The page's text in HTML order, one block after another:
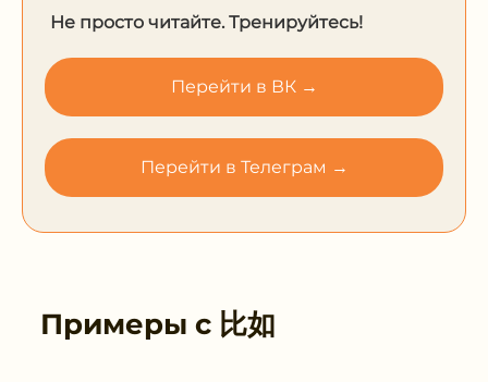
Не просто читайте. Тренируйтесь!
Перейти в ВК →
Перейти в Телеграм →
Примеры с 比如